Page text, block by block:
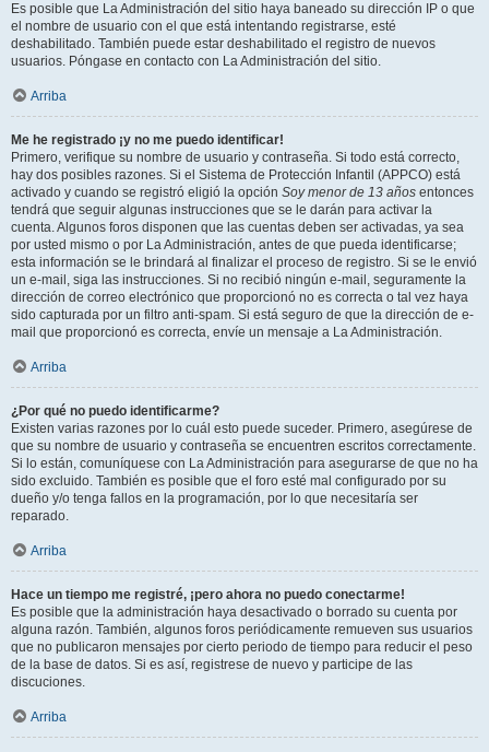
Es posible que La Administración del sitio haya baneado su dirección IP o que
el nombre de usuario con el que está intentando registrarse, esté
deshabilitado. También puede estar deshabilitado el registro de nuevos
usuarios. Póngase en contacto con La Administración del sitio.
Arriba
Me he registrado ¡y no me puedo identificar!
Primero, verifique su nombre de usuario y contraseña. Si todo está correcto,
hay dos posibles razones. Si el Sistema de Protección Infantil (APPCO) está
activado y cuando se registró eligió la opción Soy menor de 13 años entonces
tendrá que seguir algunas instrucciones que se le darán para activar la
cuenta. Algunos foros disponen que las cuentas deben ser activadas, ya sea
por usted mismo o por La Administración, antes de que pueda identificarse;
esta información se le brindará al finalizar el proceso de registro. Si se le envió
un e-mail, siga las instrucciones. Si no recibió ningún e-mail, seguramente la
dirección de correo electrónico que proporcionó no es correcta o tal vez haya
sido capturada por un filtro anti-spam. Si está seguro de que la dirección de e-
mail que proporcionó es correcta, envíe un mensaje a La Administración.
Arriba
¿Por qué no puedo identificarme?
Existen varias razones por lo cuál esto puede suceder. Primero, asegúrese de
que su nombre de usuario y contraseña se encuentren escritos correctamente.
Si lo están, comuníquese con La Administración para asegurarse de que no ha
sido excluido. También es posible que el foro esté mal configurado por su
dueño y/o tenga fallos en la programación, por lo que necesitaría ser
reparado.
Arriba
Hace un tiempo me registré, ¡pero ahora no puedo conectarme!
Es posible que la administración haya desactivado o borrado su cuenta por
alguna razón. También, algunos foros periódicamente remueven sus usuarios
que no publicaron mensajes por cierto periodo de tiempo para reducir el peso
de la base de datos. Si es así, registrese de nuevo y participe de las
discuciones.
Arriba